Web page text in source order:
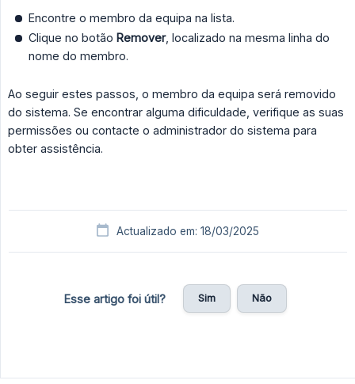
Encontre o membro da equipa na lista.
Clique no botão Remover, localizado na mesma linha do
nome do membro.
Ao seguir estes passos, o membro da equipa será removido
do sistema. Se encontrar alguma dificuldade, verifique as suas
permissões ou contacte o administrador do sistema para
obter assistência.
Actualizado em: 18/03/2025
Esse artigo foi útil? Sim Não